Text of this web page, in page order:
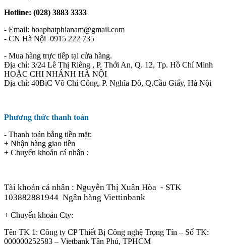
Hotline: (028) 3883 3333
- Email: hoaphatphianam@gmail.com
- CN Hà Nội 0915 222 735
- Mua hàng trực tiếp tại cửa hàng.
Địa chỉ: 3/24 Lê Thị Riêng , P. Thới An, Q. 12, Tp. Hồ Chí Minh
HOẶC CHI NHÁNH HÀ NỘI
Địa chỉ: 40BiC Võ Chí Công, P. Nghĩa Đô, Q.Cầu Giấy, Hà Nội
Phương thức thanh toán
- Thanh toán bằng tiền mặt:
+ Nhận hàng giao tiền
+ Chuyển khoản cá nhân :
Tài khoản cá nhân : Nguyễn Thị Xuân Hòa - STK
103882881944 Ngân hàng Viettinbank
+ Chuyển khoản Cty:
Tên TK 1: Công ty CP Thiết Bị Công nghệ Trọng Tín – Số TK:
000000252583 – Vietbank Tân Phú, TPHCM